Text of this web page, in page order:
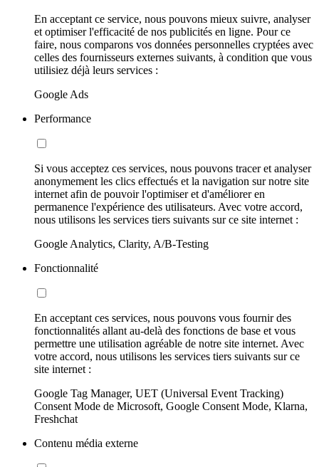
En acceptant ce service, nous pouvons mieux suivre, analyser
et optimiser l'efficacité de nos publicités en ligne. Pour ce
faire, nous comparons vos données personnelles cryptées avec
celles des fournisseurs externes suivants, à condition que vous
utilisiez déjà leurs services :
Google Ads
Performance
Si vous acceptez ces services, nous pouvons tracer et analyser
anonymement les clics effectués et la navigation sur notre site
internet afin de pouvoir l'optimiser et d'améliorer en
permanence l'expérience des utilisateurs. Avec votre accord,
nous utilisons les services tiers suivants sur ce site internet :
Google Analytics, Clarity, A/B-Testing
Fonctionnalité
En acceptant ces services, nous pouvons vous fournir des
fonctionnalités allant au-delà des fonctions de base et vous
permettre une utilisation agréable de notre site internet. Avec
votre accord, nous utilisons les services tiers suivants sur ce
site internet :
Google Tag Manager, UET (Universal Event Tracking)
Consent Mode de Microsoft, Google Consent Mode, Klarna,
Freshchat
Contenu média externe